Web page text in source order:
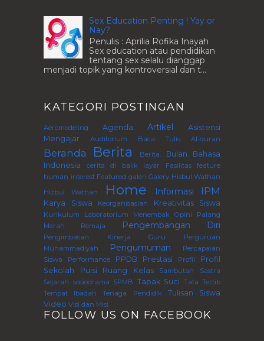
Sex Education Penting ! Yay or
Nay?
Penulis : Aprilia Rofika Inayah
Sex education atau pendidikan
tentang sex selalu dianggap
menjadi topik yang kontroversial dan t...
KATEGORI POSTINGAN
Aeromodeling Agenda Artikel
Asistensi
Mengajar
Auditorium Baca Tulis Al-quran
Beranda Berita Berita.
Bulan Bahasa
Indonesia
cerita di balik layar Fasilitas
feature
human interest Featured galeri Galery Hisbul Wathan
Hizbul Wathan
Home Informasi IPM
Karya Siswa Keorganisasian Kreativitas Siswa
Kurikulum Laboratorium Menembak Opini
Palang
Merah Remaja
Pengembangan Diri
Pengimbasan Kinerja Guru Perguruan
Muhammadiyah
Pengumuman
Percapaian
Siswa
Performance PPDB Prestasi Profil
Profil
Sekolah
Puisi Ruang Kelas Sambutan
Sastra
Sejarah sosiodrama SPMB Tapak Suci Tata Tertib
Tempat Ibadah
Tenaga Pendidik
Tulisan Siswa
Video Visi dan Misi
FOLLOW US ON FACEBOOK